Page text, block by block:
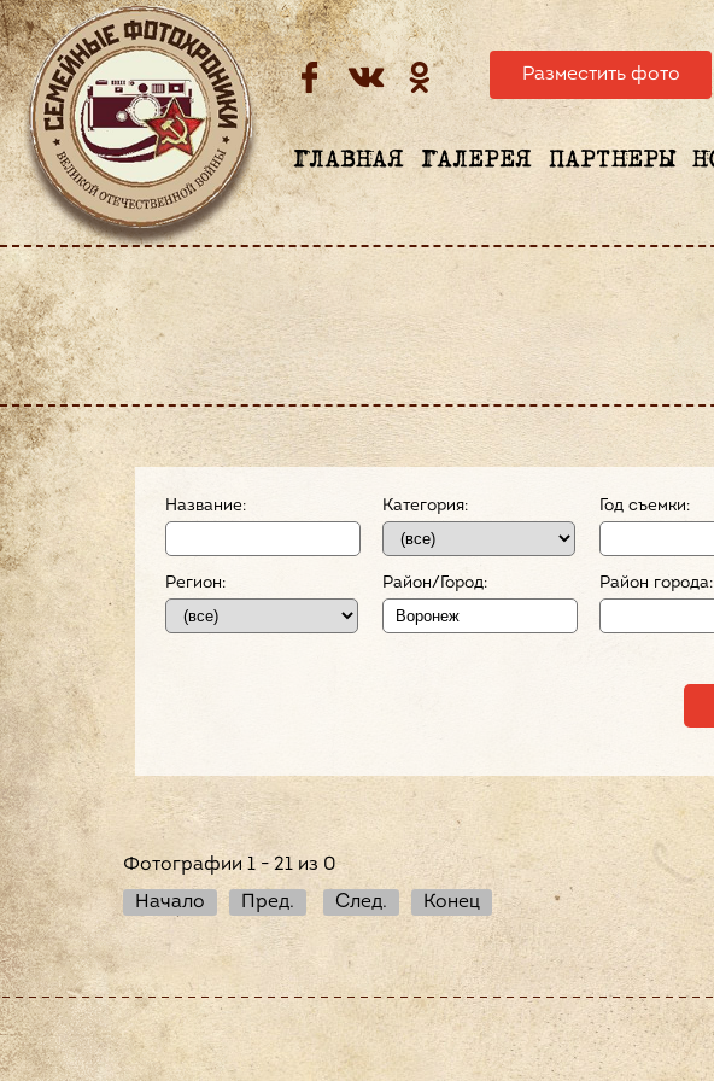
Разместить фото
ГЛАВНАЯ ГАЛЕРЕЯ ПАРТНЕРЫ
Название: Категория: Год съемки:
Регион: Район/Город: Район города:
Фотографии 1 - 21 из 0
Начало
Пред. След. Конец